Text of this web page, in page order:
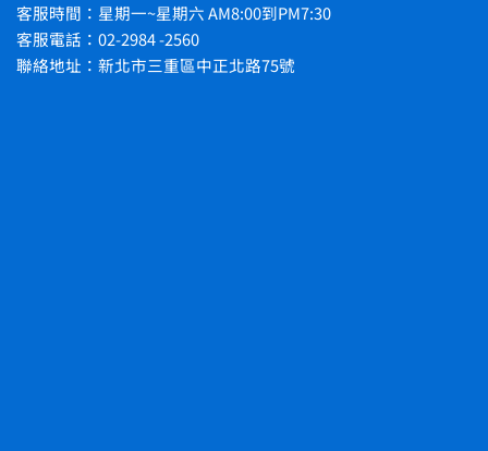
客服時間：星期一~星期六 AM8:00到PM7:30
客服電話：02-2984 -2560
聯絡地址：新北市三重區中正北路75號